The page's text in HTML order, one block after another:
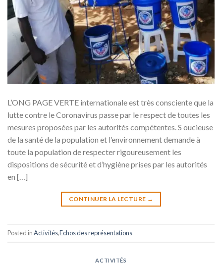
L’ONG PAGE VERTE internationale est très consciente que la
lutte contre le Coronavirus passe par le respect de toutes les
mesures proposées par les autorités compétentes. S oucieuse
de la santé de la population et l’environnement demande à
toute la population de respecter rigoureusement les
dispositions de sécurité et d’hygiène prises par les autorités
en […]
CONTINUER LA LECTURE →
Posted inActivités,Echos des représentations
ACTIVITÉS